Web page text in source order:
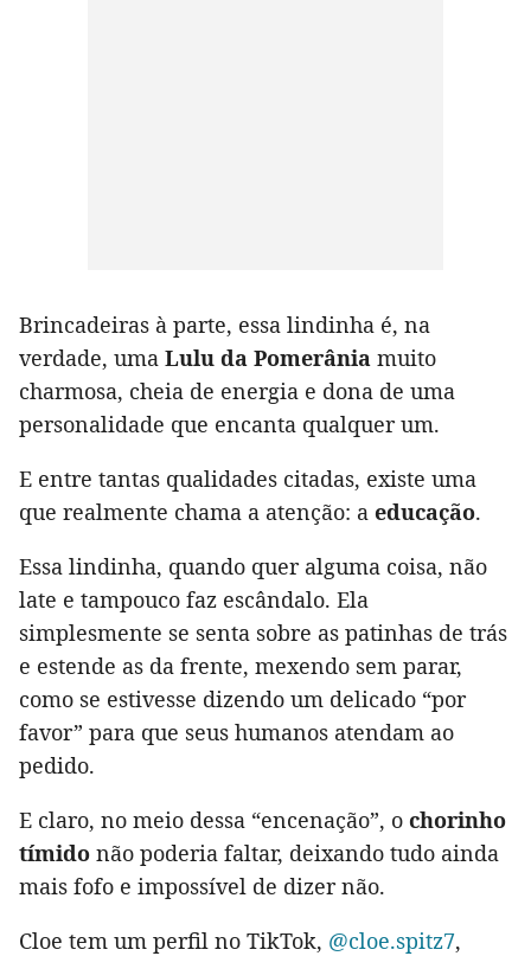
Brincadeiras à parte, essa lindinha é, na
verdade, uma Lulu da Pomerânia muito
charmosa, cheia de energia e dona de uma
personalidade que encanta qualquer um.
E entre tantas qualidades citadas, existe uma
que realmente chama a atenção: a educação.
Essa lindinha, quando quer alguma coisa, não
late e tampouco faz escândalo. Ela
simplesmente se senta sobre as patinhas de trás
e estende as da frente, mexendo sem parar,
como se estivesse dizendo um delicado “por
favor” para que seus humanos atendam ao
pedido.
E claro, no meio dessa “encenação”, o chorinho
tímido não poderia faltar, deixando tudo ainda
mais fofo e impossível de dizer não.
Cloe tem um perfil no TikTok, @cloe.spitz7,